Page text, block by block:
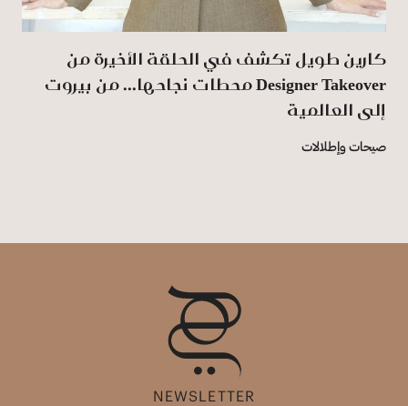
كارين طويل تكشف في الحلقة الأخيرة من
‏Designer ‎Takeover‏ محطات نجاحها... من بيروت
إلى ‏العالمية
صيحات وإطلالات
NEWSLETTER